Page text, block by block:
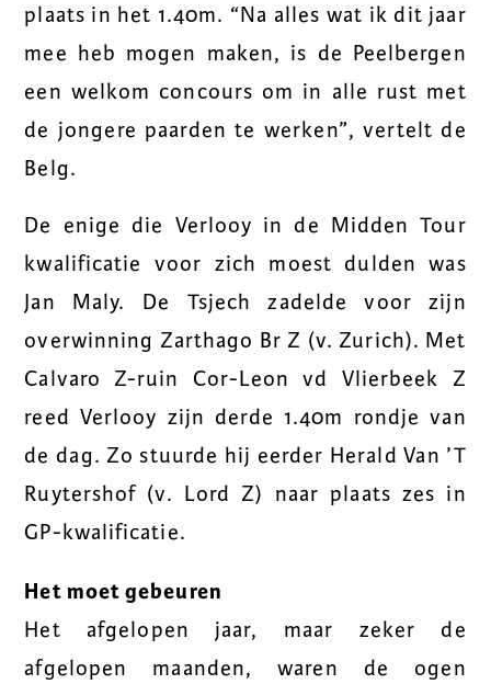
plaats in het 1.40m. “Na alles wat ik dit jaar
mee heb mogen maken, is de Peelbergen
een welkom concours om in alle rust met
de jongere paarden te werken”, vertelt de
Belg.
De enige die Verlooy in de Midden Tour
kwalificatie voor zich moest dulden was
Jan Maly. De Tsjech zadelde voor zijn
overwinning Zarthago Br Z (v. Zurich). Met
Calvaro Z-ruin Cor-Leon vd Vlierbeek Z
reed Verlooy zijn derde 1.40m rondje van
de dag. Zo stuurde hij eerder Herald Van ’T
Ruytershof (v. Lord Z) naar plaats zes in
GP-kwalificatie.
Het moet gebeuren
Het afgelopen jaar, maar zeker de
afgelopen maanden, waren de ogen